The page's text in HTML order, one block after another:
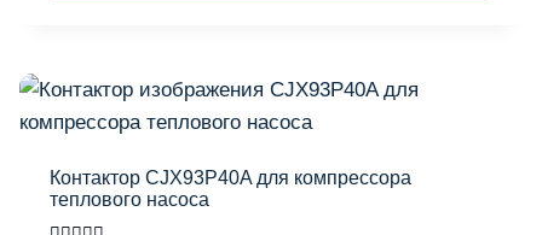
Контактор CJX93P40A для компрессора
теплового насоса